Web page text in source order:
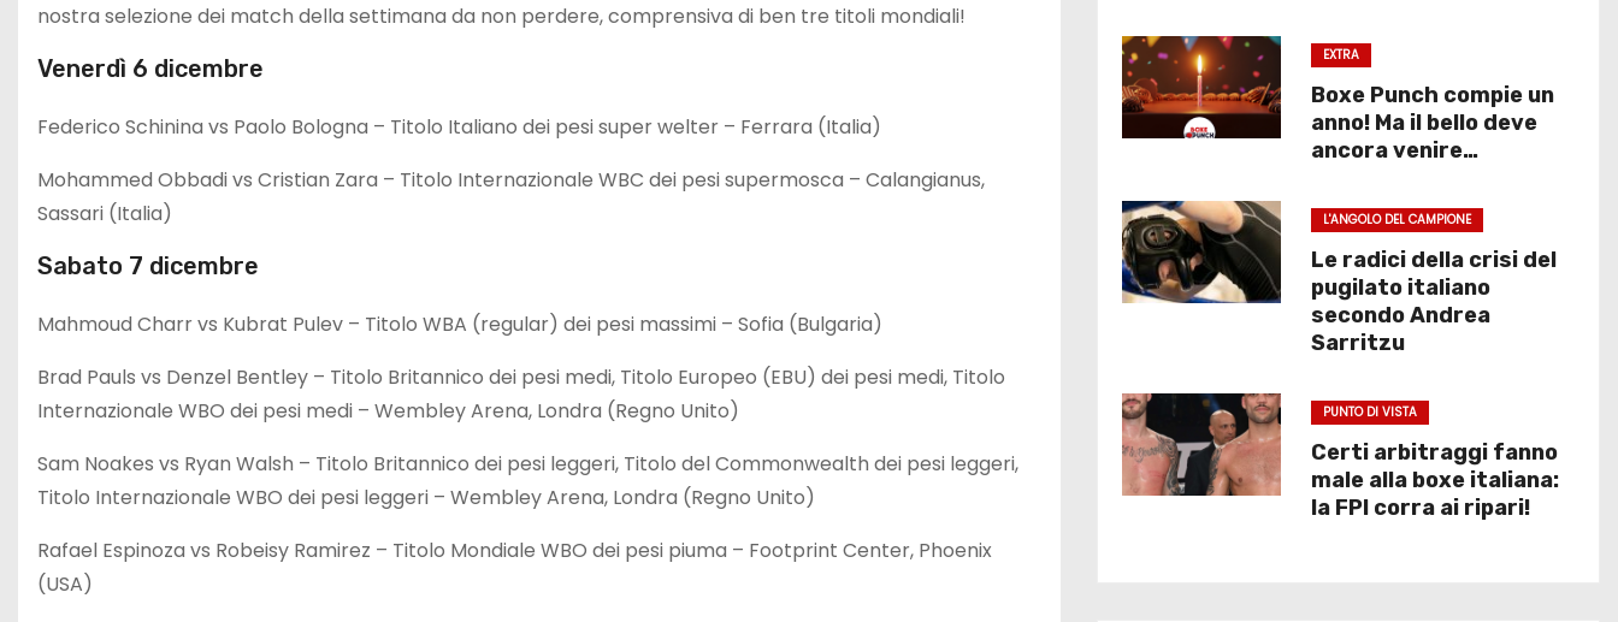
nostra selezione dei match della settimana da non perdere, comprensiva di ben tre titoli mondiali!
Venerdì 6 dicembre
Federico Schinina vs Paolo Bologna – Titolo Italiano dei pesi super welter – Ferrara (Italia)
Mohammed Obbadi vs Cristian Zara – Titolo Internazionale WBC dei pesi supermosca – Calangianus,
Sassari (Italia)
Sabato 7 dicembre
Mahmoud Charr vs Kubrat Pulev – Titolo WBA (regular) dei pesi massimi – Sofia (Bulgaria)
Brad Pauls vs Denzel Bentley – Titolo Britannico dei pesi medi, Titolo Europeo (EBU) dei pesi medi, Titolo
Internazionale WBO dei pesi medi – Wembley Arena, Londra (Regno Unito)
Sam Noakes vs Ryan Walsh – Titolo Britannico dei pesi leggeri, Titolo del Commonwealth dei pesi leggeri,
Titolo Internazionale WBO dei pesi leggeri – Wembley Arena, Londra (Regno Unito)
Rafael Espinoza vs Robeisy Ramirez – Titolo Mondiale WBO dei pesi piuma – Footprint Center, Phoenix
(USA)
EXTRA
Boxe Punch compie un
anno! Ma il bello deve
ancora venire…
L'ANGOLO DEL CAMPIONE
Le radici della crisi del
pugilato italiano
secondo Andrea
Sarritzu
PUNTO DI VISTA
Certi arbitraggi fanno
male alla boxe italiana:
la FPI corra ai ripari!